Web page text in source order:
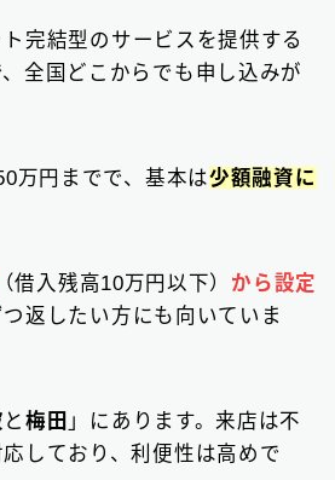
Follow Me
ト完結型のサービスを提供する
全国どこからでも申し込みが
万円までで、基本は少額融資に
（借入残高10万円以下） から設定
返したい方にも向いていま
と梅田 」にあります。来店は不
しており、利便性は高めで